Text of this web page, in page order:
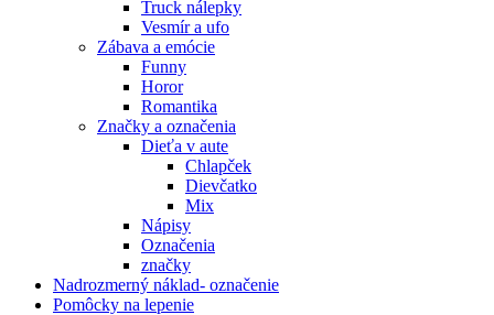
Truck nálepky
Vesmír a ufo
Zábava a emócie
Funny
Horor
Romantika
Značky a označenia
Dieťa v aute
Chlapček
Dievčatko
Mix
Nápisy
Označenia
značky
Nadrozmerný náklad- označenie
Pomôcky na lepenie